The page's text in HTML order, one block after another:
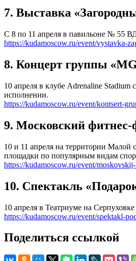
7. Выставка
С 8 по 11 апреля в павильоне № 55
https://kudamoscow.ru/event/vystavka-
8. Концерт группы
10 апреля в клубе Adrenaline
исполнении.
https://kudamoscow.ru/event/kontsert-
9. Московский фитнес-
10 и 11 апреля на территории
площадки по популярным видам
https://kudamoscow.ru/event/
10. Спектакль
10 апреля в Театриуме на
https://kudamoscow.ru/event/spektakl-
Поделиться ссылкой